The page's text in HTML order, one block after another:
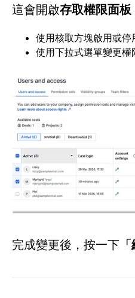
這會開啟存取權限面板
使用核取方塊啟用或停
使用下拉式選單變更權
完成變更後，按一下